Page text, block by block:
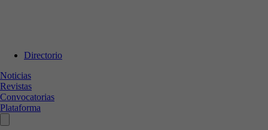
Directorio
Noticias
Revistas
Convocatorias
Plataforma